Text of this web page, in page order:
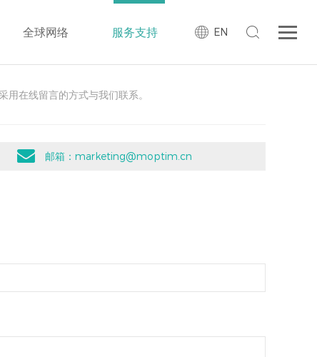
EN
全球网络 服务支持
在线反馈
在线留言的方式与我们联系。
邮箱：marketing@moptim.cn